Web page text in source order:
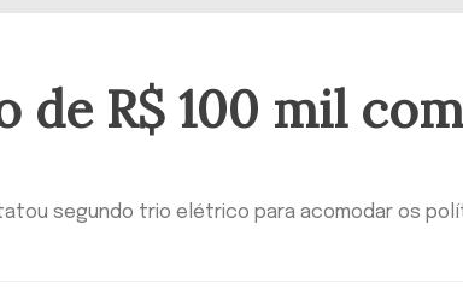
de R$ 100 mil com
segundo trio elétrico para acomodar os